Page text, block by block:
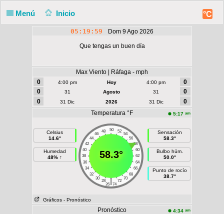
Menú Inicio °C
05:19:59 Dom 9 Ago 2026
Que tengas un buen día
Max Viento | Ráfaga - mph
0
4:00 pm Hoy 4:00 pm
0
0
31 Agosto 31
0
0
31 Dic 2026 31 Dic
0
Temperatura °F
5:17 am
Celsius
14.6°
Humedad
48% ↑
50
48 52
46
54
44
56
42
58
40
60
38
62
36
64
34
66
32
68
30
70
28 72
|
26 74
58.3°
Sensación
58.3°
Bulbo húm.
50.0°
Punto de rocío
38.7°
Gráficos - Pronóstico
Pronóstico 4:34 am